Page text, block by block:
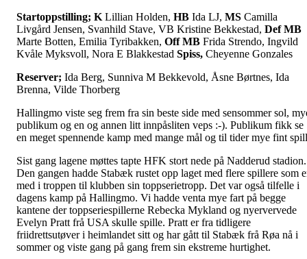
Startoppstilling; K Lillian Holden, HB Ida LJ, MS Camilla
Livgård Jensen, Svanhild Stave, VB Kristine Bekkestad, Def MB
Marte Botten, Emilia Tyribakken, Off MB Frida Strendo, Ingvild
Kvåle Myksvoll, Nora E Blakkestad Spiss, Cheyenne Gonzales
Reserver; Ida Berg, Sunniva M Bekkevold, Åsne Børtnes, Ida
Brenna, Vilde Thorberg
Hallingmo viste seg frem fra sin beste side med sensommer sol,
publikum og en og annen litt innpåsliten veps :-). Publikum fikk se
en meget spennende kamp med mange mål og til tider mye fint
Sist gang lagene møttes tapte HFK stort nede på Nadderud stadion.
Den gangen hadde Stabæk rustet opp laget med flere spillere som
med i troppen til klubben sin toppserietropp. Det var også tilfelle i
dagens kamp på Hallingmo. Vi hadde venta mye fart på begge
kantene der toppseriespillerne Rebecka Mykland og nyervervede
Evelyn Pratt frå USA skulle spille. Pratt er fra tidligere
friidrettsutøver i heimlandet sitt og har gått til Stabæk frå Røa nå i
sommer og viste gang på gang frem sin ekstreme hurtighet.